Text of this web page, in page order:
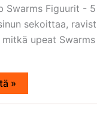
Swarms Figuurit -
sekoittaa,
mitkä upeat
»